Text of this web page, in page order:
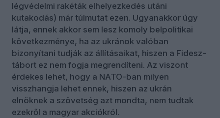
légvédelmi rakéták elhelyezkedés utáni
kutakodás) már túlmutat ezen. Ugyanakkor úgy
látja, ennek akkor sem lesz komoly belpolitikai
következménye, ha az ukránok valóban
bizonyítani tudják az állításaikat, hiszen a Fidesz-
tábort ez nem fogja megrendíteni. Az viszont
érdekes lehet, hogy a NATO-ban milyen
visszhangja lehet ennek, hiszen az ukrán
elnöknek a szövetség azt mondta, nem tudtak
ezekről a magyar akciókról.